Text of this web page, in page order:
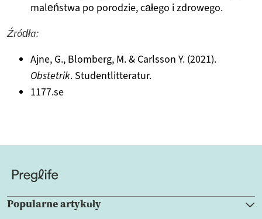
maleństwa po porodzie, całego i zdrowego.
Źródła:
Ajne, G., Blomberg, M. & Carlsson Y. (2021).
Obstetrik. Studentlitteratur.
1177.se
Popularne artykuły